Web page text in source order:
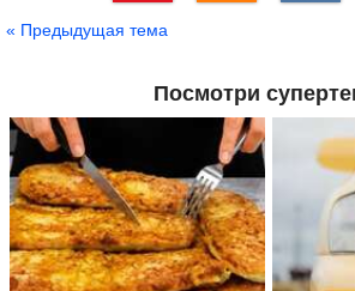
« Предыдущая тема
Посмотри